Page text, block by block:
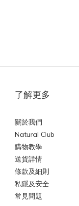
了解更多
關於我們
Natural Club
購物教學
送貨詳情
條款及細則
私隱及安全
常見問題